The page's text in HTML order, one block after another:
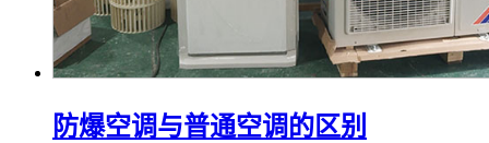
防爆空调与普通空调的区别